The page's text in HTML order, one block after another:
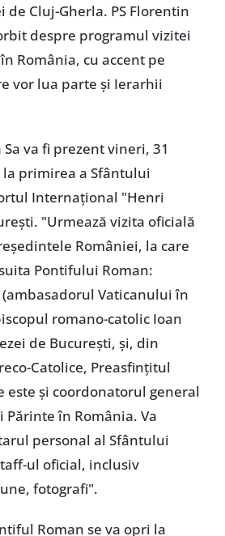
de Cluj-Gherla. PS Florentin
despre programul vizitei
România, cu accent pe
vor lua parte și Ierarhii
va fi prezent vineri, 31
la primirea a Sfântului
Internațional "Henri
"Urmează vizita oficială
României, la care
Pontifului Roman:
Vaticanului în
romano-catolic Ioan
de București, și, din
Catolice, Preasfințitul
este și coordonatorul general
în România. Va
personal al Sfântului
ul oficial, inclusiv
fotografi".
Roman se va opri la